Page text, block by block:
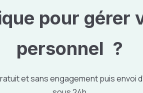
pour gérer
personnel ?
et sans engagement puis envoi